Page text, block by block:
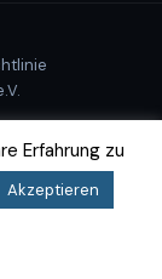
Erfahrung zu
Akzeptieren